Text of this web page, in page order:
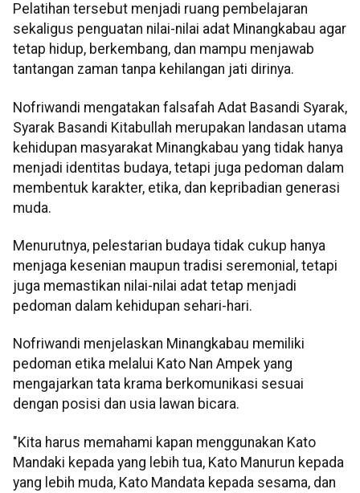
Pelatihan tersebut menjadi ruang pembelajaran
sekaligus penguatan nilai-nilai adat Minangkabau agar
tetap hidup, berkembang, dan mampu menjawab
tantangan zaman tanpa kehilangan jati dirinya.
Nofriwandi mengatakan falsafah Adat Basandi Syarak,
Syarak Basandi Kitabullah merupakan landasan utama
kehidupan masyarakat Minangkabau yang tidak hanya
menjadi identitas budaya, tetapi juga pedoman dalam
membentuk karakter, etika, dan kepribadian generasi
muda.
Menurutnya, pelestarian budaya tidak cukup hanya
menjaga kesenian maupun tradisi seremonial, tetapi
juga memastikan nilai-nilai adat tetap menjadi
pedoman dalam kehidupan sehari-hari.
Nofriwandi menjelaskan Minangkabau memiliki
pedoman etika melalui Kato Nan Ampek yang
mengajarkan tata krama berkomunikasi sesuai
dengan posisi dan usia lawan bicara.
"Kita harus memahami kapan menggunakan Kato
Mandaki kepada yang lebih tua, Kato Manurun kepada
yang lebih muda, Kato Mandata kepada sesama, dan